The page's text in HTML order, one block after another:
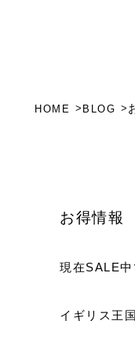
HOME BLOG
お得情報
現在SALE中
イギリス王